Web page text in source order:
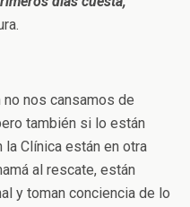
no nos cansamos de
también si lo están
la Clínica están en otra
al rescate, están
y toman conciencia de lo